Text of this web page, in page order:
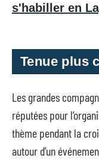
s'habiller en
Tenue plus
Les grandes
réputées pour
thème pendant la
autour d’un